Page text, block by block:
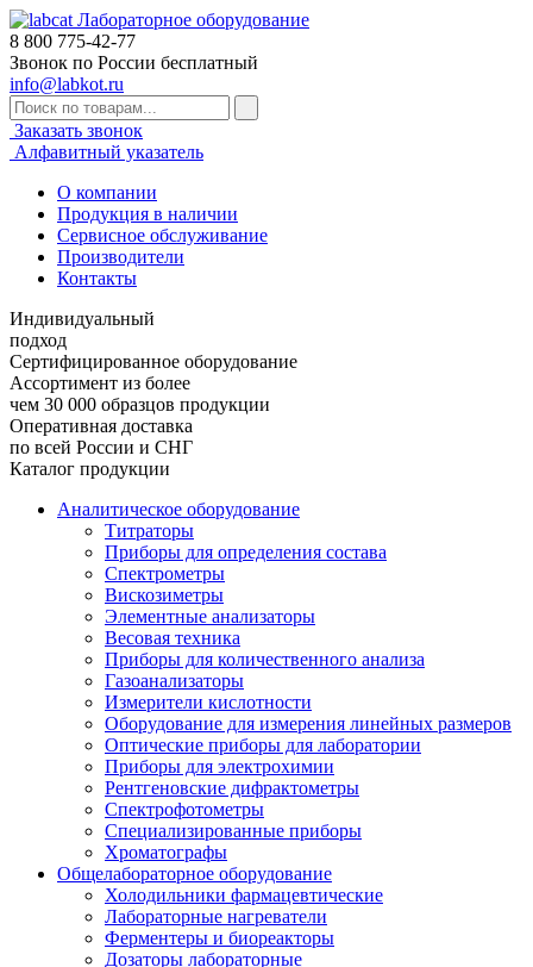
Лабораторное оборудование
8 800 775-42-77
Звонок по России бесплатный
info@labkot.ru
Заказать звонок
Алфавитный указатель
О компании
Продукция в наличии
Сервисное обслуживание
Производители
Контакты
Индивидуальный
подход
Сертифицированное оборудование
Ассортимент из более
чем 30 000 образцов продукции
Оперативная доставка
по всей России и СНГ
Каталог продукции
Аналитическое оборудование
Титраторы
Приборы для определения состава
Спектрометры
Вискозиметры
Элементные анализаторы
Весовая техника
Приборы для количественного анализа
Газоанализаторы
Измерители кислотности
Оборудование для измерения линейных размеров
Оптические приборы для лаборатории
Приборы для электрохимии
Рентгеновские дифрактометры
Спектрофотометры
Специализированные приборы
Хроматографы
Общелабораторное оборудование
Холодильники фармацевтические
Лабораторные нагреватели
Ферментеры и биореакторы
Дозаторы лабораторные